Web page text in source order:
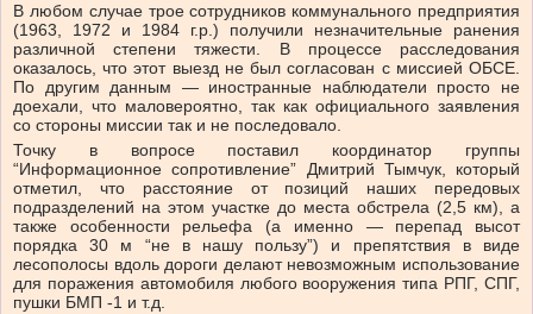
В любом случае трое сотрудников коммунального предприятия
(1963, 1972 и 1984 г.р.) получили незначительные ранения
различной степени тяжести. В процессе расследования
оказалось, что этот выезд не был согласован с миссией ОБСЕ.
По другим данным — иностранные наблюдатели просто не
доехали, что маловероятно, так как официального заявления
со стороны миссии так и не последовало.
Точку в вопросе поставил координатор группы
“Информационное сопротивление” Дмитрий Тымчук, который
отметил, что расстояние от позиций наших передовых
подразделений на этом участке до места обстрела (2,5 км), а
также особенности рельефа (а именно — перепад высот
порядка 30 м “не в нашу пользу”) и препятствия в виде
лесополосы вдоль дороги делают невозможным использование
для поражения автомобиля любого вооружения типа РПГ, СПГ,
пушки БМП -1 и т.д.